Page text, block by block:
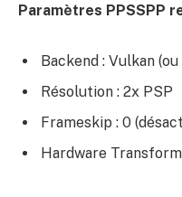
Paramètres PPSSPP
Backend : Vulkan
Résolution : 2x PSP
Frameskip : 0
Hardware